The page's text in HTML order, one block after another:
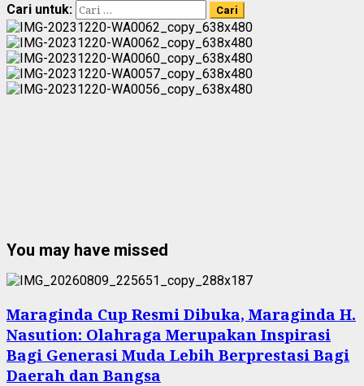
Cari untuk:
You may have missed
Maraginda Cup Resmi Dibuka, Maraginda H.
Nasution: Olahraga Merupakan Inspirasi
Bagi Generasi Muda Lebih Berprestasi Bagi
Daerah dan Bangsa